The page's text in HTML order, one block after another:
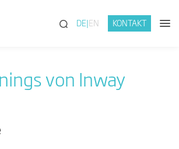
(SUCHE)
DE EN KONTAKT
von Inway